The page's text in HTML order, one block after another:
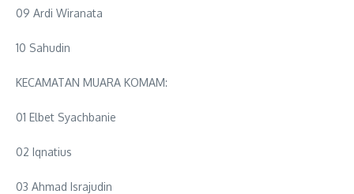
09 Ardi Wiranata
10 Sahudin
KECAMATAN MUARA KOMAM:
01 Elbet Syachbanie
02 Iqnatius
03 Ahmad Israjudin